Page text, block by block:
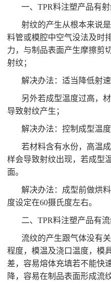
一、TPR料注塑产品有
射纹的产生从根本来说
料管或模腔中空气没法及时
力，与制品表面产生摩擦剪
射纹；
解决办法：适当降低射速
另外若成型温度过高，
导致射纹产生；
解决办法：控制成型温度
若材料含有水份，高温
样会导致射纹出现，若成型
面。
解决办法：成型前做烘
度设定在60摄氏度左右。
二、TPR料注塑产品有
流纹的产生跟气体没有
程度，模温及浇口温度，模
差，容易熔体充填若不能快
降，容易在制品表面形成流纹